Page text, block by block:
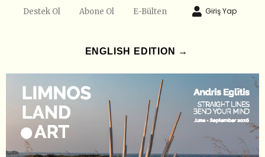
Destek Ol Abone Ol E-Bülten Giriş Yap
ENGLISH EDITION →